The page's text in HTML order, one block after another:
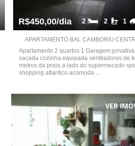
R$450,00/dia 1
2
2
APARTAMENTO BAL CAMBORIU
Apartamento 2 quartos 1 Garagem privativa
sacada cozinha equipada ventiladores de
metros da praia a lado do supermecado
shopping atlantico acomoda ...
VER